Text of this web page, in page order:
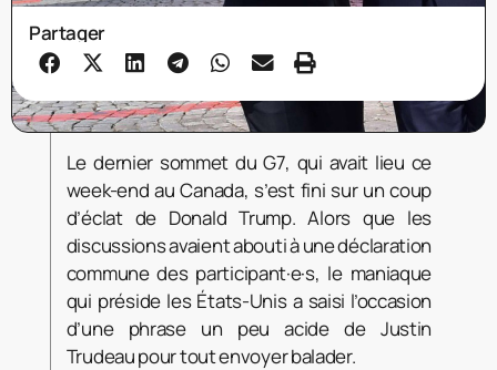
Partager
Le dernier sommet du G7, qui avait lieu ce
week-end au Canada, s’est fini sur un coup
d’éclat de Donald Trump. Alors que les
discussions avaient abouti à une déclaration
commune des participant·e·s, le maniaque
qui préside les États-Unis a saisi l’occasion
d’une phrase un peu acide de Justin
Trudeau pour tout envoyer balader.